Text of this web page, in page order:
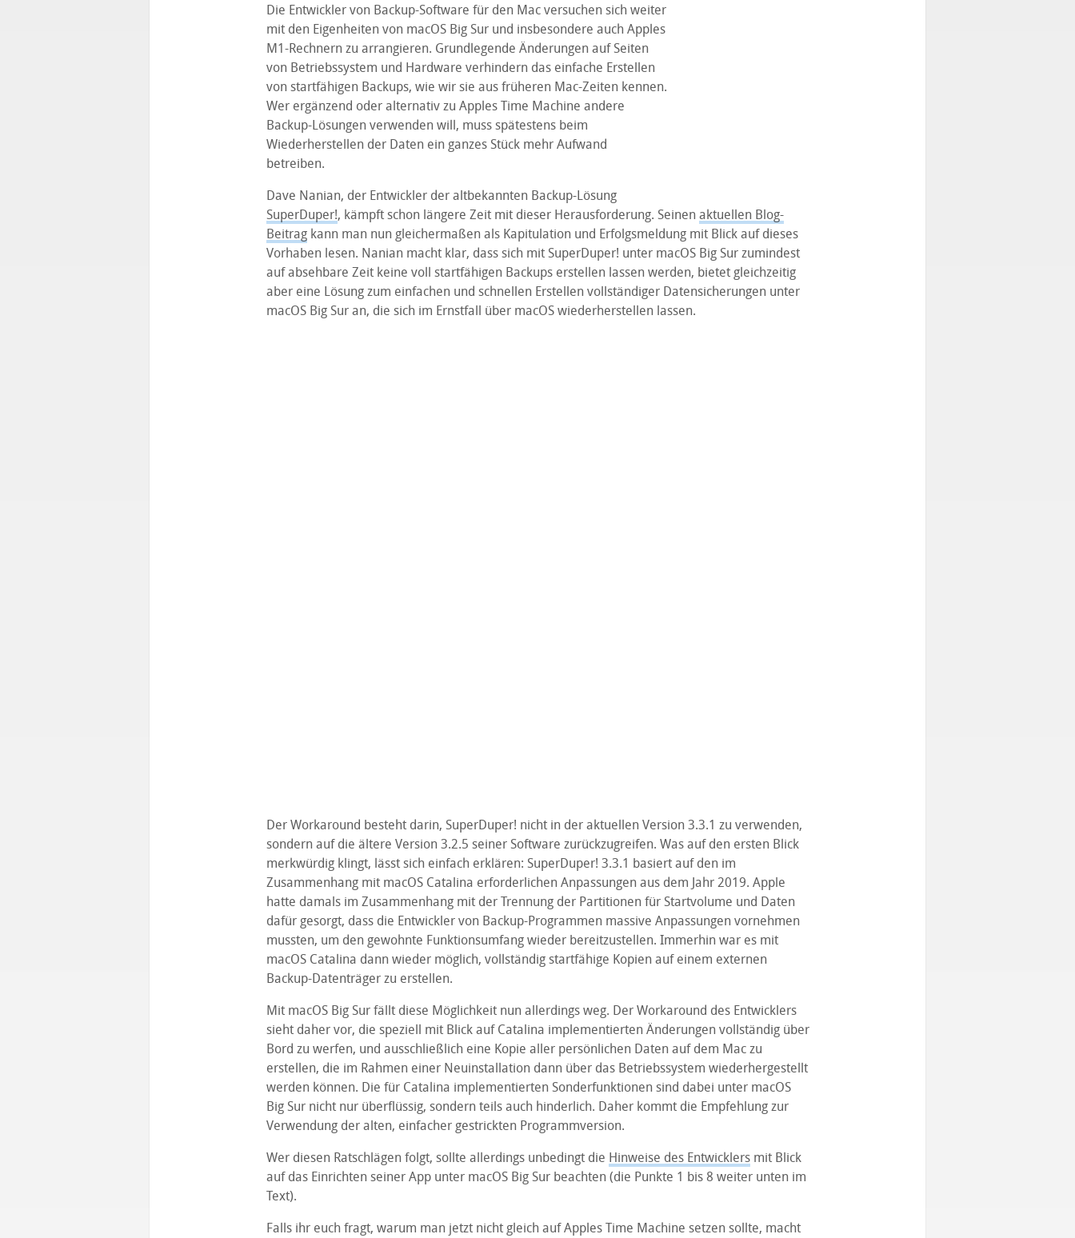
Die Entwickler von Backup-Software für den Mac versuchen sich weiter
mit den Eigenheiten von macOS Big Sur und insbesondere auch Apples
M1-Rechnern zu arrangieren. Grundlegende Änderungen auf Seiten
von Betriebssystem und Hardware verhindern das einfache Erstellen
von startfähigen Backups, wie wir sie aus früheren Mac-Zeiten kennen.
Wer ergänzend oder alternativ zu Apples Time Machine andere
Backup-Lösungen verwenden will, muss spätestens beim
Wiederherstellen der Daten ein ganzes Stück mehr Aufwand
betreiben.
Dave Nanian, der Entwickler der altbekannten Backup-Lösung
SuperDuper!, kämpft schon längere Zeit mit dieser Herausforderung. Seinen aktuellen Blog-
Beitragkann man nun gleichermaßen als Kapitulation und Erfolgsmeldung mit Blick auf dieses
Vorhaben lesen. Nanian macht klar, dass sich mit SuperDuper! unter macOS Big Sur zumindest
auf absehbare Zeit keine voll startfähigen Backups erstellen lassen werden, bietet gleichzeitig
aber eine Lösung zum einfachen und schnellen Erstellen vollständiger Datensicherungen unter
macOS Big Sur an, die sich im Ernstfall über macOS wiederherstellen lassen.
Der Workaround besteht darin, SuperDuper! nicht in der aktuellen Version 3.3.1 zu verwenden,
sondern auf die ältere Version 3.2.5 seiner Software zurückzugreifen. Was auf den ersten Blick
merkwürdig klingt, lässt sich einfach erklären: SuperDuper! 3.3.1 basiert auf den im
Zusammenhang mit macOS Catalina erforderlichen Anpassungen aus dem Jahr 2019. Apple
hatte damals im Zusammenhang mit der Trennung der Partitionen für Startvolume und Daten
dafür gesorgt, dass die Entwickler von Backup-Programmen massive Anpassungen vornehmen
mussten, um den gewohnte Funktionsumfang wieder bereitzustellen. Immerhin war es mit
macOS Catalina dann wieder möglich, vollständig startfähige Kopien auf einem externen
Backup-Datenträger zu erstellen.
Mit macOS Big Sur fällt diese Möglichkeit nun allerdings weg. Der Workaround des Entwicklers
sieht daher vor, die speziell mit Blick auf Catalina implementierten Änderungen vollständig über
Bord zu werfen, und ausschließlich eine Kopie aller persönlichen Daten auf dem Mac zu
erstellen, die im Rahmen einer Neuinstallation dann über das Betriebssystem wiederhergestellt
werden können. Die für Catalina implementierten Sonderfunktionen sind dabei unter macOS
Big Sur nicht nur überflüssig, sondern teils auch hinderlich. Daher kommt die Empfehlung zur
Verwendung der alten, einfacher gestrickten Programmversion.
Wer diesen Ratschlägen folgt, sollte allerdings unbedingt die Hinweise des Entwicklersmit Blick
auf das Einrichten seiner App unter macOS Big Sur beachten (die Punkte 1 bis 8 weiter unten im
Text).
Falls ihr euch fragt, warum man jetzt nicht gleich auf Apples Time Machine setzen sollte, macht